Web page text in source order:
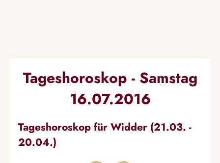
Tageshoroskop - Samstag
16.07.2016
Tageshoroskop für Widder (21.03. -
20.04.)